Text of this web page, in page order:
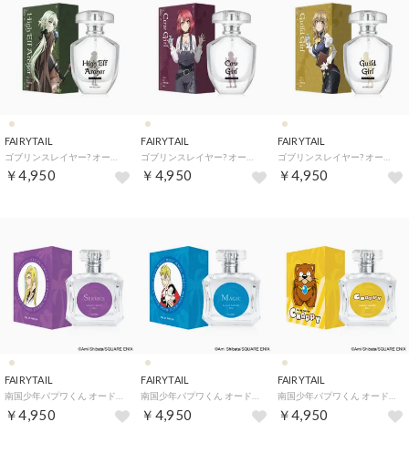
FAIRYTAIL
￥4,950
FAIRYTAIL
￥4,950
FAIRYTAIL
￥4,950
FAIRYTAIL
￥4,950
FAIRYTAIL
￥4,950
FAIRYTAIL
￥4,950